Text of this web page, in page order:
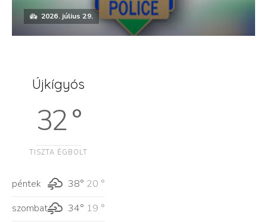
2026. július 29.
Újkígyós
32 °
TISZTA ÉGBOLT
péntek 38° 20 °
szombat
34° 19 °